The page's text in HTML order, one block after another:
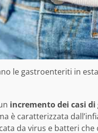
le gastroenteriti in
incremento dei casi
è caratterizzata
da virus e batteri